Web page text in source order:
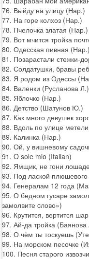
76. Выйду на улицу (Нар.)
77. На горе колхоз (Нар.)
78. Пчелочка златая (Нар.)
79. Вот мчится тройка
80. Одесская пивная (Нар.)
81. Позарастали стежки-
82. Солдатушки, бравы
83. Я родом из Одессы
84. Валенки (Русланова Л.)
85. Яблочко (Нар.)
86. Детство (Шатунов Ю.)
87. Как много девушек
88. Вдоль по улице
89. Калинка (Нар.)
90. Ой, у вишневому
91. O sole mio (Italian)
92. Ямщик, не гони
93. Под лаской
94. Генералам 12 года
95. О бедном гусаре
замолвите cлово»)
96. Крутится, вертится
97. Ай-да тройка (Баянова
98. О чём ты тоскуешь
99. На морском песочке
100. Песня старого